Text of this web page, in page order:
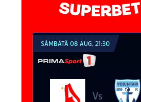
SÂMBĂTĂ 08 AUG, 21:30
Vs